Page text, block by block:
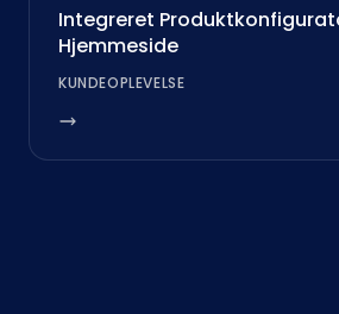
Integreret
Hjemmeside
KUNDEOPLEVELSE